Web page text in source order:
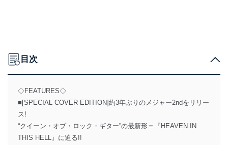
目次
◇FEATURES◇
■[SPECIAL COVER EDITION]約3年ぶりのメジャー2ndをリリー
ス!
“クイーン・オブ・ロック・ギター”の最新形＝『HEAVEN IN
THIS HELL』に迫る!!